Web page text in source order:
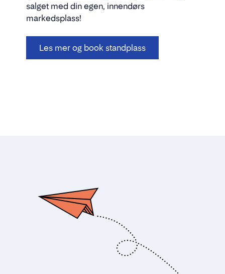
salget med din egen, innendørs
markedsplass!
Les mer og book standplass